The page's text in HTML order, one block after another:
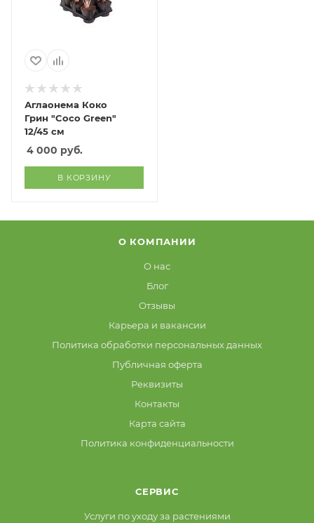
Аглаонема Коко
Грин "Coco Green"
12/45 см
4 000 руб.
В КОРЗИНУ
О КОМПАНИИ
О нас
Блог
Отзывы
Карьера и вакансии
Политика обработки персональных данных
Публичная оферта
Реквизиты
Контакты
Карта сайта
Политика конфиденциальности
СЕРВИС
Услуги по уходу за растениями